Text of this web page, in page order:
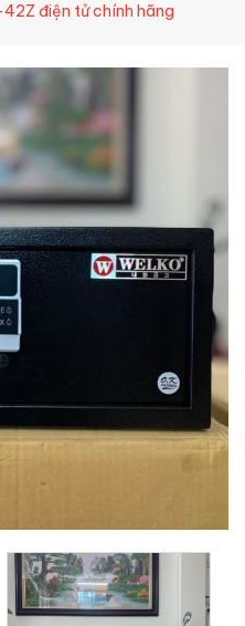
điện tử chính hãng